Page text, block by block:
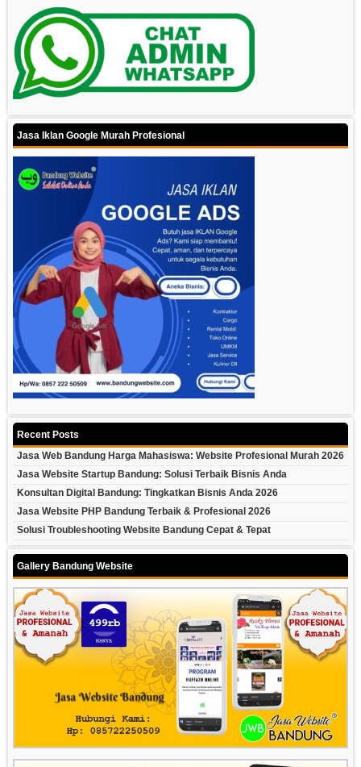
Jasa Iklan Google Murah Profesional
Recent Posts
Jasa Web Bandung Harga Mahasiswa: Website Profesional Murah 2026
Jasa Website Startup Bandung: Solusi Terbaik Bisnis Anda
Konsultan Digital Bandung: Tingkatkan Bisnis Anda 2026
Jasa Website PHP Bandung Terbaik & Profesional 2026
Solusi Troubleshooting Website Bandung Cepat & Tepat
Gallery Bandung Website